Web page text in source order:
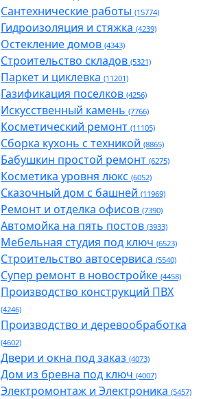
Сантехнические работы (15774)
Гидроизоляция и стяжка (4239)
Остекление домов (4343)
Строительство складов (5321)
Паркет и циклевка (11201)
Газификация поселков (4256)
Искусственный камень (7766)
Косметический ремонт (11105)
Сборка кухонь с техникой (8865)
Бабушкин простой ремонт (6275)
Косметика уровня люкс (6052)
Сказочный дом с башней (11969)
Ремонт и отделка офисов (7390)
Автомойка на пять постов (3933)
Мебельная студия под ключ (6523)
Строительство автосервиса (5540)
Супер ремонт в новостройке (4458)
Производство конструкций ПВХ
(4246)
Производство и деревообработка
(4602)
Двери и окна под заказ (4073)
Дом из бревна под ключ (4007)
Электромонтаж и Электроника (5457)